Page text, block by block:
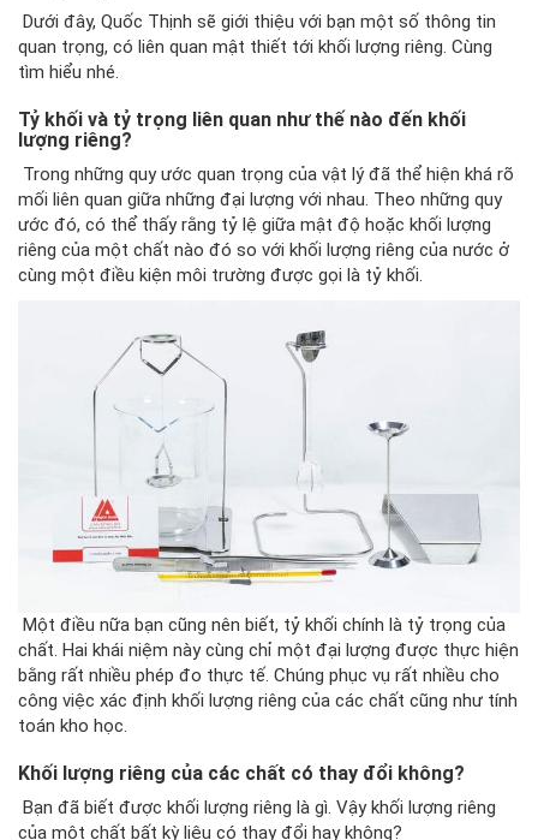
Dưới đây, Quốc Thịnh sẽ giới thiệu với bạn một số thông tin
quan trọng, có liên quan mật thiết tới khối lượng riêng. Cùng
tìm hiểu nhé.
Tỷ khối và tỷ trọng liên quan như thế nào đến khối
lượng riêng?
Trong những quy ước quan trọng của vật lý đã thể hiện khá rõ
mối liên quan giữa những đại lượng với nhau. Theo những quy
ước đó, có thể thấy rằng tỷ lệ giữa mật độ hoặc khối lượng
riêng của một chất nào đó so với khối lượng riêng của nước ở
cùng một điều kiện môi trường được gọi là tỷ khối.
Một điều nữa bạn cũng nên biết, tỷ khối chính là tỷ trọng của
chất. Hai khái niệm này cùng chỉ một đại lượng được thực hiện
bằng rất nhiều phép đo thực tế. Chúng phục vụ rất nhiều cho
công việc xác định khối lượng riêng của các chất cũng như tính
toán kho học.
Khối lượng riêng của các chất có thay đổi không?
Bạn đã biết được khối lượng riêng là gì. Vậy khối lượng riêng
của một chất bất kỳ liệu có thay đổi hay không?